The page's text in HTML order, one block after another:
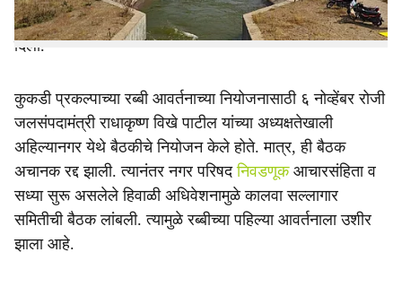
जलसंपदा विभाग क्र. १ चे कार्यकारी अभियंता जे. बी. नान्नोर यांनी
दिली.
कुकडी प्रकल्पाच्या रब्बी आवर्तनाच्या नियोजनासाठी ६ नोव्हेंबर रोजी
जलसंपदामंत्री राधाकृष्ण विखे पाटील यांच्या अध्यक्षतेखाली
अहिल्यानगर येथे बैठकीचे नियोजन केले होते. मात्र, ही बैठक
अचानक रद्द झाली. त्यानंतर नगर परिषदनिवडणूकआचारसंहिता व
सध्या सुरू असलेले हिवाळी अधिवेशनामुळे कालवा सल्लागार
समितीची बैठक लांबली. त्यामुळे रब्बीच्या पहिल्या आवर्तनाला उशीर
झाला आहे.